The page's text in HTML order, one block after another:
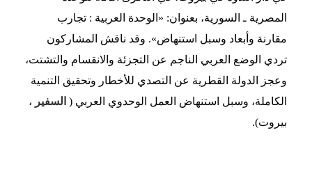
المصرية ـ السورية، بعنوان: «الوحدة العربية : تجارب
مقارنة وأبعاد وسبل استنهاض». وقد ناقش المشاركون
تردي الوضع العربي الناجم عن التجزئة والانقسام والتشتت،
وعجز الدولة القطرية عن التصدي للأخطار وتحقيق التنمية
الكاملة، وسبل استنهاض العمل الوحدوي العربي ( السفير ،
بيروت).